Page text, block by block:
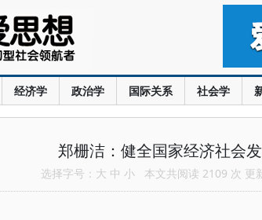
经济学 政治学 国际关系 社会学
郑栅洁：健全国家经济社会
选择字号： 大 中 小 本文共阅读 2109 次 更